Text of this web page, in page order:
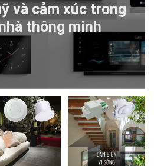
và cảm xúc trong
thông minh